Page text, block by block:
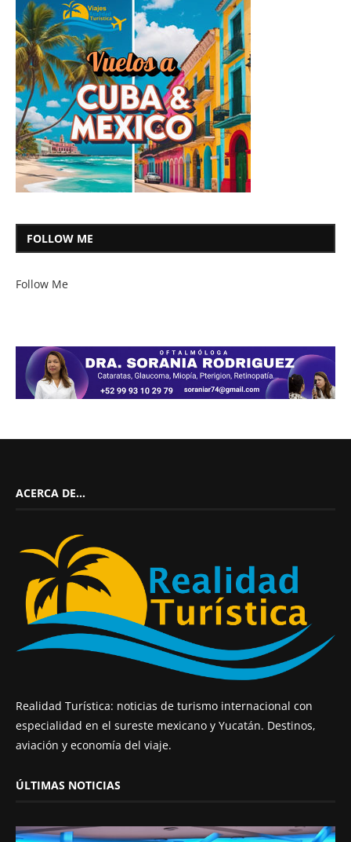
FOLLOW ME
Follow Me
ACERCA DE…
Realidad Turística: noticias de turismo internacional con
especialidad en el sureste mexicano y Yucatán. Destinos,
aviación y economía del viaje.
ÚLTIMAS NOTICIAS